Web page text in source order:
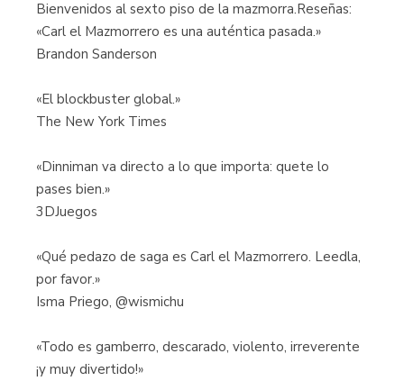
Bienvenidos al sexto piso de la mazmorra.Reseñas:
«Carl el Mazmorrero es una auténtica pasada.»
Brandon Sanderson
«El blockbuster global.»
The New York Times
«Dinniman va directo a lo que importa: quete lo
pases bien.»
3DJuegos
«Qué pedazo de saga es Carl el Mazmorrero. Leedla,
por favor.»
Isma Priego, @wismichu
«Todo es gamberro, descarado, violento, irreverente
¡y muy divertido!»